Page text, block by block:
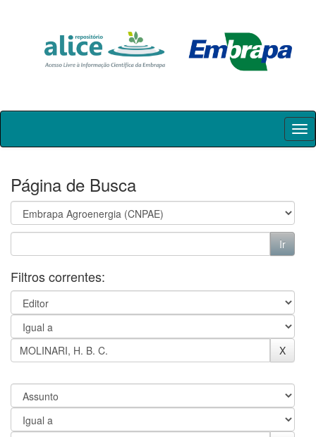
Skip
Página de Busca
Filtros correntes: